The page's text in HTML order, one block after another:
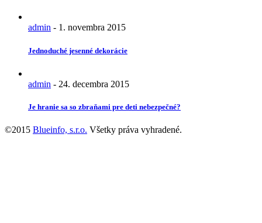
admin - 1. novembra 2015
Jednoduché jesenné dekorácie
admin - 24. decembra 2015
Je hranie sa so zbraňami pre deti nebezpečné?
©2015 Blueinfo, s.r.o. Všetky práva vyhradené.